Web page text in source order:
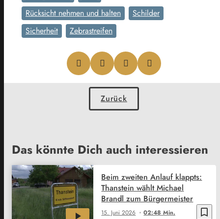
Rücksicht nehmen und halten
Schilder
Sicherheit
Zebrastreifen
Zurück
Das könnte Dich auch interessieren
bookmark_border
15. Juni 2026 02:48 Min.
Beim zweiten Anlauf klappts:
Thanstein wählt Michael
Brandl zum Bürgermeister